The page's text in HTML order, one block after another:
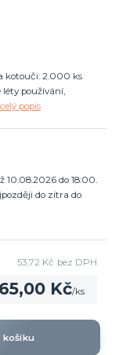
kotouči: 2.000 ks
používání,
celý popis
do 18:00.
do zítra do
65,00 Kč/ks
53,72 Kč bez DPH
košíku